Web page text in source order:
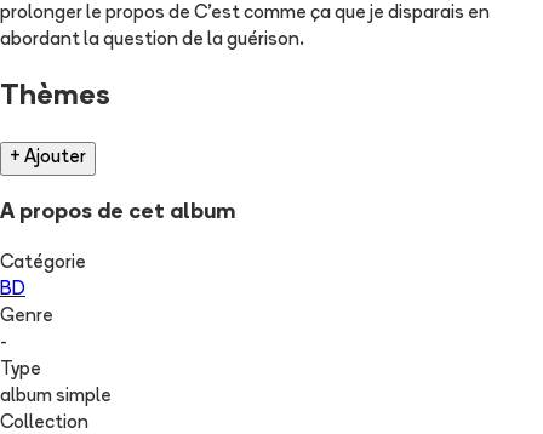
prolonger le propos de C'est comme ça que je disparais en
abordant la question de la guérison.
Thèmes
+ Ajouter
A propos de cet album
Catégorie
BD
Genre
-
Type
album simple
Collection